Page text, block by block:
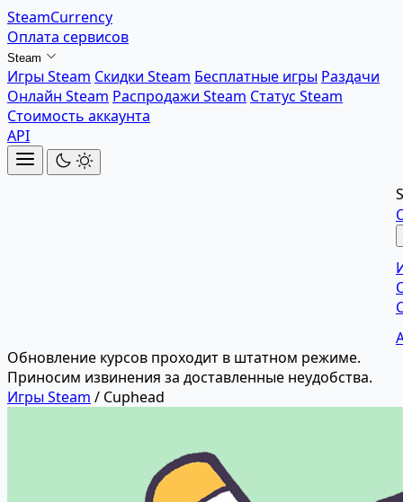
SteamCurrency
Оплата сервисов
Steam
Игры Steam Скидки Steam Бесплатные игры Раздачи
Онлайн Steam Распродажи Steam Статус Steam
Стоимость аккаунта
API
Обновление курсов проходит в штатном режиме.
Приносим извинения за доставленные неудобства.
Игры Steam / Cuphead